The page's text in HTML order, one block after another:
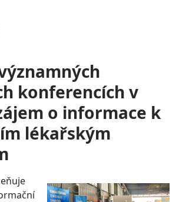
konferencích v
o informace k
lékařským